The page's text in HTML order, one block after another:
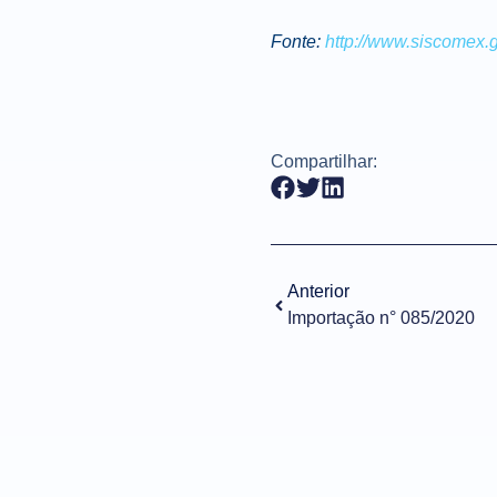
Fonte: http://
Compartilhar:
Anterior
Importação n° 085/2020